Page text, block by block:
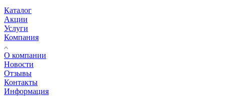
Каталог
Акции
Услуги
Компания
О компании
Новости
Отзывы
Контакты
Информация